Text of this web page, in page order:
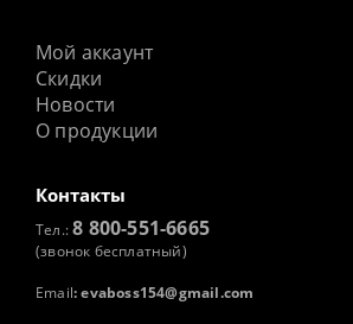
Мой аккаунт
Скидки
Новости
О продукции
Контакты
Тел.:8 800-551-6665
(звонок бесплатный)
Email: evaboss154@gmail.com